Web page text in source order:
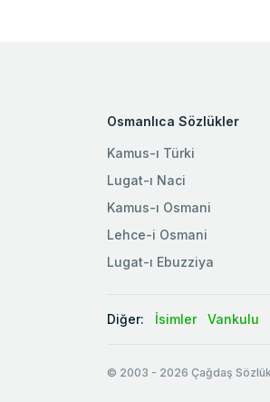
Osmanlıca Sözlükler
Kamus-ı Türki
Lugat-ı Naci
Kamus-ı Osmani
Lehce-i Osmani
Lugat-ı Ebuzziya
Diğer: İsimler Vankulu
© 2003 - 2026 Çağdaş